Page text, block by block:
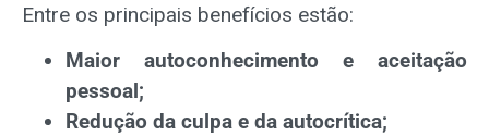
Entre os principais benefícios estão:
Maior autoconhecimento e aceitação
pessoal;
Redução da culpa e da autocrítica;